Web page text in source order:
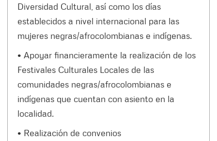
Diversidad Cultural, así como los días
establecidos a nivel internacional para las
mujeres negras/afrocolombianas e indígenas.
• Apoyar financieramente la realización de los
Festivales Culturales Locales de las
comunidades negras/afrocolombianas e
indígenas que cuentan con asiento en la
localidad.
• Realización de convenios